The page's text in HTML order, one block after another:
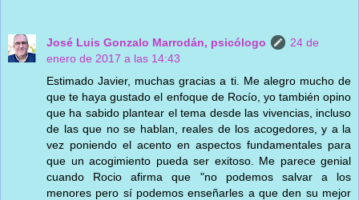
José Luis Gonzalo Marrodán, psicólogo
24 de
enero de 2017 a las 14:43
Estimado Javier, muchas gracias a ti. Me alegro mucho de
que te haya gustado el enfoque de Rocío, yo también opino
que ha sabido plantear el tema desde las vivencias, incluso
de las que no se hablan, reales de los acogedores, y a la
vez poniendo el acento en aspectos fundamentales para
que un acogimiento pueda ser exitoso. Me parece genial
cuando Rocio afirma que "no podemos salvar a los
menores pero sí podemos enseñarles a que den su mejor